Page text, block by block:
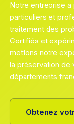
Notre entreprise
particuliers et
traitement des
Certifiés et
mettons notre
la préservation de
départements
Obtenez